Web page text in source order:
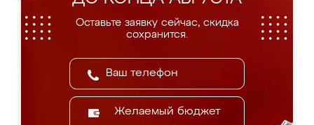
Оставьте заявку сейчас, скидка
сохранится.
Желаемый бюджет